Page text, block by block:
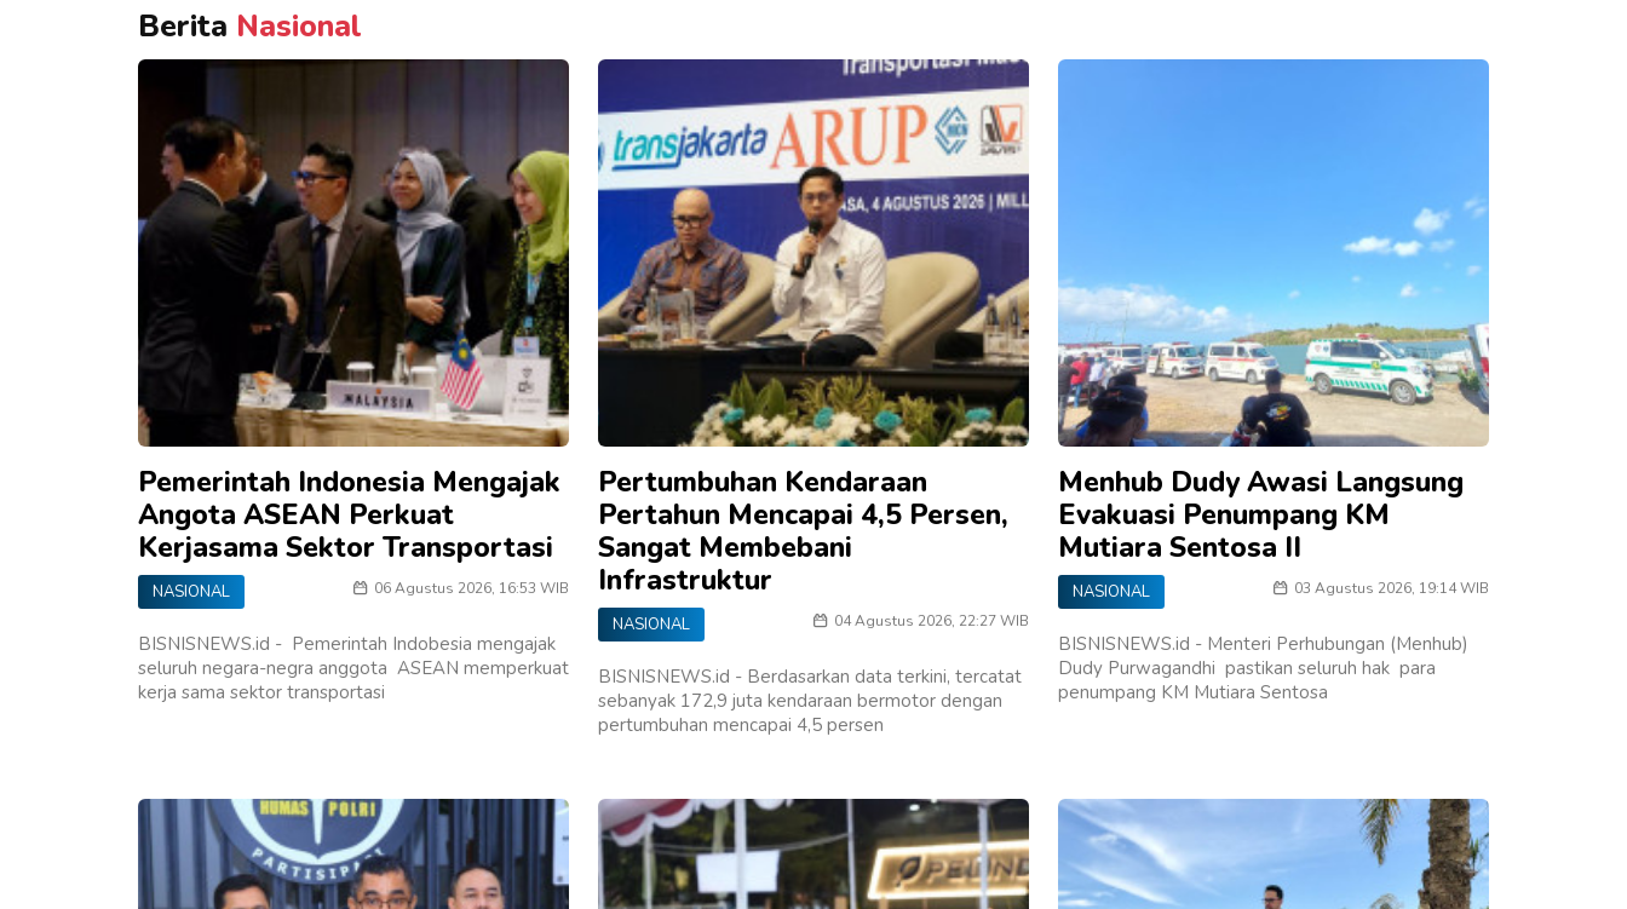
Berita Nasional
Pemerintah Indonesia Mengajak
Angota ASEAN Perkuat
Kerjasama Sektor Transportasi
NASIONAL 06 Agustus 2026, 16:53 WIB
BISNISNEWS.id - Pemerintah Indobesia mengajak
seluruh negara-negra anggota ASEAN memperkuat
kerja sama sektor transportasi
Pertumbuhan Kendaraan
Pertahun Mencapai 4,5 Persen,
Sangat Membebani
Infrastruktur
NASIONAL 04 Agustus 2026, 22:27 WIB
BISNISNEWS.id - Berdasarkan data terkini, tercatat
sebanyak 172,9 juta kendaraan bermotor dengan
pertumbuhan mencapai 4,5 persen
Menhub Dudy Awasi Langsung
Evakuasi Penumpang KM
Mutiara Sentosa II
NASIONAL 03 Agustus 2026, 19:14 WIB
BISNISNEWS.id - Menteri Perhubungan (Menhub)
Dudy Purwagandhi pastikan seluruh hak para
penumpang KM Mutiara Sentosa